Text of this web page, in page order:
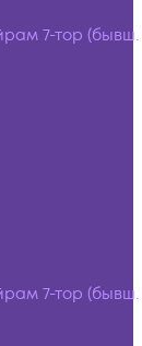
7-тор (бывш.
7-тор (бывш.